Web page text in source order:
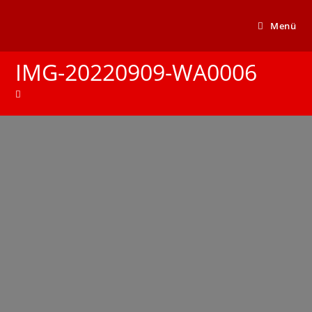
Menü
IMG-20220909-WA0006